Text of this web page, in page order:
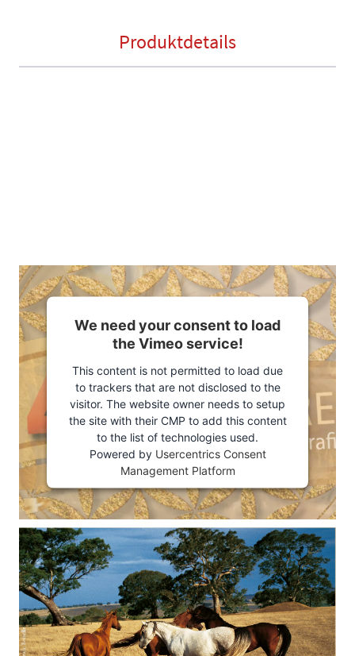
Produktdetails
We need your consent to load
the Vimeo service!
This content is not permitted to load due
to trackers that are not disclosed to the
visitor. The website owner needs to setup
the site with their CMP to add this content
to the list of technologies used.
Powered by Usercentrics Consent
Management Platform